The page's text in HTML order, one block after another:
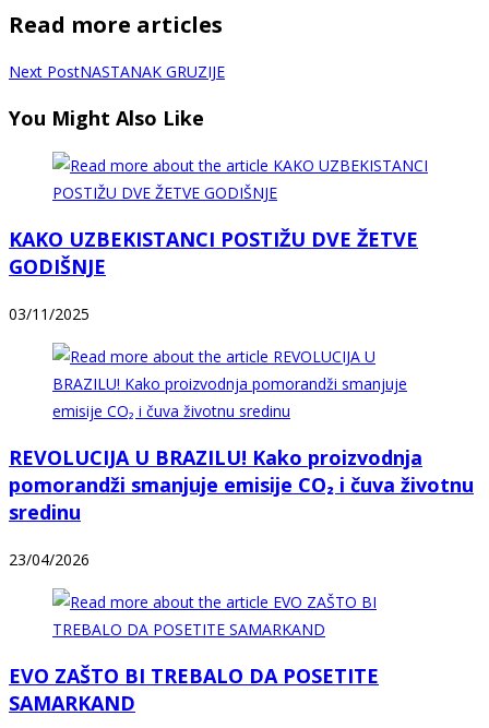
Read more articles
Next PostNASTANAK GRUZIJE
You Might Also Like
KAKO UZBEKISTANCI POSTIŽU DVE ŽETVE
GODIŠNJE
03/11/2025
REVOLUCIJA U BRAZILU! Kako proizvodnja
pomorandži smanjuje emisije CO₂ i čuva životnu
sredinu
23/04/2026
EVO ZAŠTO BI TREBALO DA POSETITE
SAMARKAND